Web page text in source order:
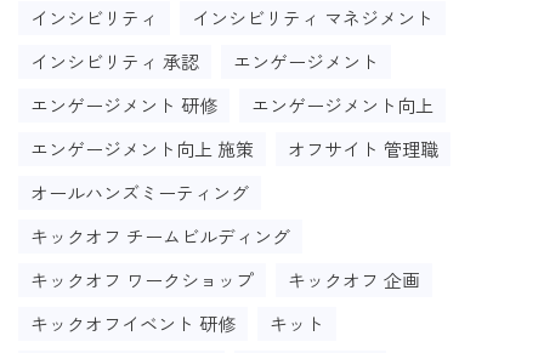
インシビリティ
インシビリティ マネジメント
インシビリティ 承認
エンゲージメント
エンゲージメント 研修
エンゲージメント向上
エンゲージメント向上 施策
オフサイト 管理職
オールハンズミーティング
キックオフ チームビルディング
キックオフ ワークショップ
キックオフ 企画
キックオフイベント 研修
キット